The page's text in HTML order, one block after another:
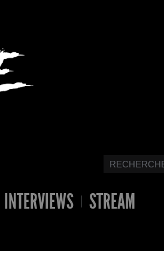
INTERVIEWS
STREAM